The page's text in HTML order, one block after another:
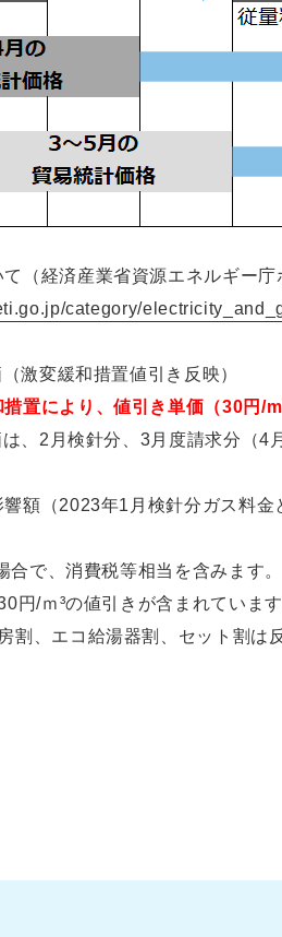
て（経済産業省資源エネルギー
category/
激変緩和措置値引き反映）
置により、値引き単価（30円/
、2月検針分、3月度請求分（4
額（2023年1月検針分ガス料金
で、消費税等相当を含みます。
/ｍ³の値引きが含まれています
、エコ給湯器割、セット割は反